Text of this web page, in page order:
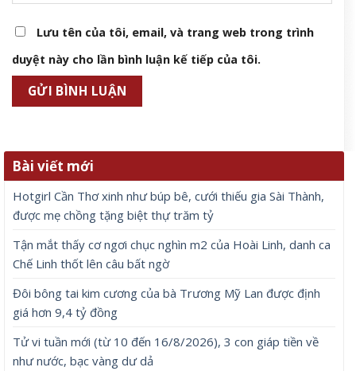
Lưu tên của tôi, email, và trang web trong trình
duyệt này cho lần bình luận kế tiếp của tôi.
Bài viết mới
Hotgirl Cần Thơ xinh như búp bê, cưới thiếu gia Sài Thành,
được mẹ chồng tặng biệt thự trăm tỷ
Tận mắt thấy cơ ngơi chục nghìn m2 của Hoài Linh, danh ca
Chế Linh thốt lên câu bất ngờ
Đôi bông tai kim cương của bà Trương Mỹ Lan được định
giá hơn 9,4 tỷ đồng
Tử vi tuần mới (từ 10 đến 16/8/2026), 3 con giáp tiền về
như nước, bạc vàng dư dả